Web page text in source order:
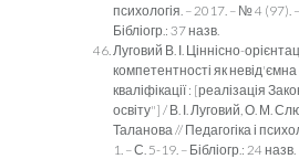
психологія. – 2017. – № 4 (97).
Бібліогр.: 37 назв.
Луговий В. І. Ціннісно-
компетентності як
кваліфікації : [реалізація
освіту"] / В. І. Луговий, О. М.
Таланова // Педагогіка і
1. – С. 5-19. – Бібліогр.: 24 назв.